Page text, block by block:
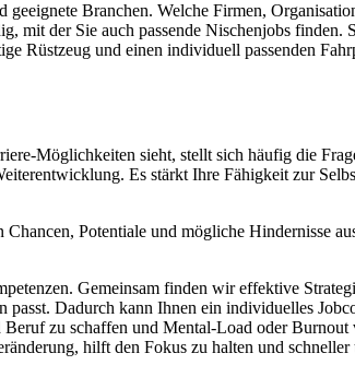
Branchen. Welche Firmen,
mit der Sie auch passende Nischenjobs finden.
Rüstzeug und einen individuell passenden
Möglichkeiten sieht, stellt sich häufig die
Es stärkt Ihre Fähigkeit zur
Potentiale und mögliche Hindernisse
Gemeinsam finden wir effektive
Dadurch kann Ihnen ein individuelles
zu schaffen und Mental-Load oder
hilft den Fokus zu halten und